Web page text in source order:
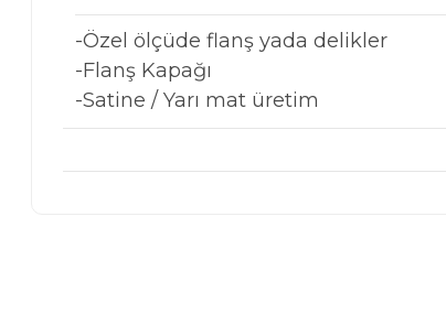
-Özel ölçüde flanş yada delikler
-Flanş Kapağı
-Satine / Yarı mat üretim